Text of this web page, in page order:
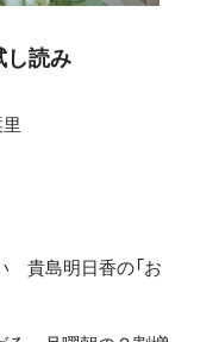
読み
貴島明日香の「お